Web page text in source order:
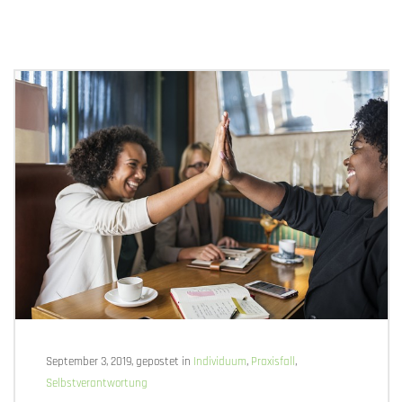
September 3, 2019, gepostet in Individuum, Praxisfall,
Selbstverantwortung